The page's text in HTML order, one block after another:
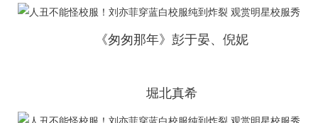
《匆匆那年》彭于晏、倪妮
堀北真希